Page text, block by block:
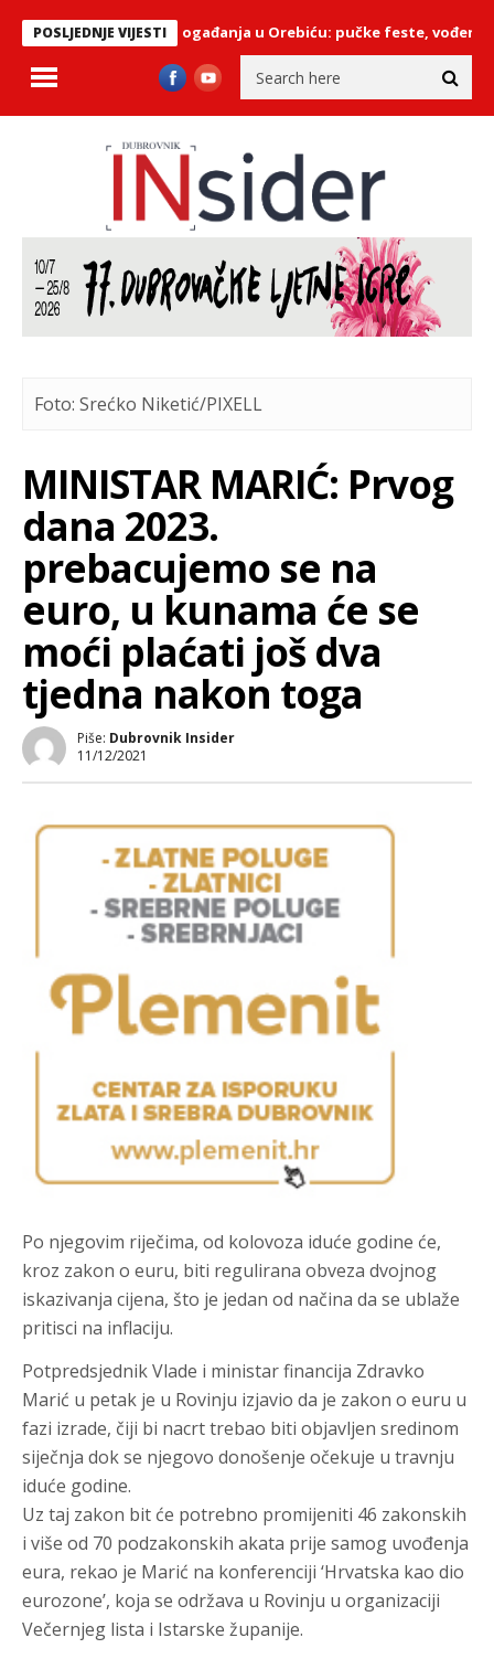
POSLJEDNJE VIJESTI
Ljetna događanja u Orebiću: pučke feste, vođena
Foto: Srećko Niketić/PIXELL
MINISTAR MARIĆ: Prvog
dana 2023.
prebacujemo se na
euro, u kunama će se
moći plaćati još dva
tjedna nakon toga
Piše: Dubrovnik Insider
11/12/2021
Po njegovim riječima, od kolovoza iduće godine će,
kroz zakon o euru, biti regulirana obveza dvojnog
iskazivanja cijena, što je jedan od načina da se ublaže
pritisci na inflaciju.
Potpredsjednik Vlade i ministar financija Zdravko
Marić u petak je u Rovinju izjavio da je zakon o euru u
fazi izrade, čiji bi nacrt trebao biti objavljen sredinom
siječnja dok se njegovo donošenje očekuje u travnju
iduće godine.
Uz taj zakon bit će potrebno promijeniti 46 zakonskih
i više od 70 podzakonskih akata prije samog uvođenja
eura, rekao je Marić na konferenciji ‘Hrvatska kao dio
eurozone’, koja se održava u Rovinju u organizaciji
Večernjeg lista i Istarske županije.